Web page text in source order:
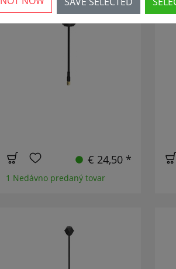
NOVÉ
€ 24,50 *
1 Nedávno predaný tovar